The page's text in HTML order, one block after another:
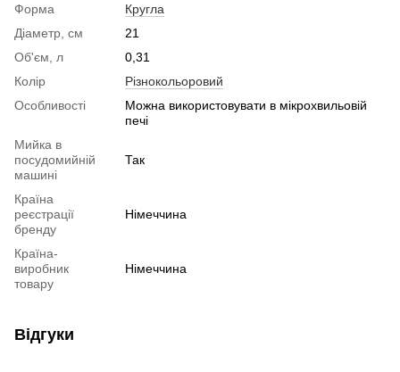
Форма
Кругла
Діаметр, см
21
Об'єм, л
0,31
Колір
Різнокольоровий
Особливості
Можна використовувати в мікрохвильовій
печі
Мийка в
посудомийній
машині
Так
Країна
реєстрації
бренду
Німеччина
Країна-
виробник
товару
Німеччина
Відгуки